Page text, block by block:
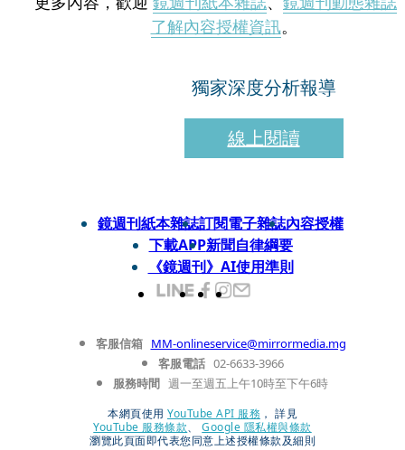
了解內容授權資訊。
獨家深度分析報導
線上閱讀
鏡週刊紙本雜誌訂閱電子雜誌內容授權
下載APP新聞自律綱要
《鏡週刊》AI使用準則
客服信箱 MM-onlineservice@mirrormedia.mg
客服電話 02-6633-3966
服務時間 週一至週五上午10時至下午6時
本網頁使用 YouTube API 服務 ， 詳見
YouTube 服務條款、
Google 隱私權與條款
瀏覽此頁面即代表您同意上述授權條款及細則